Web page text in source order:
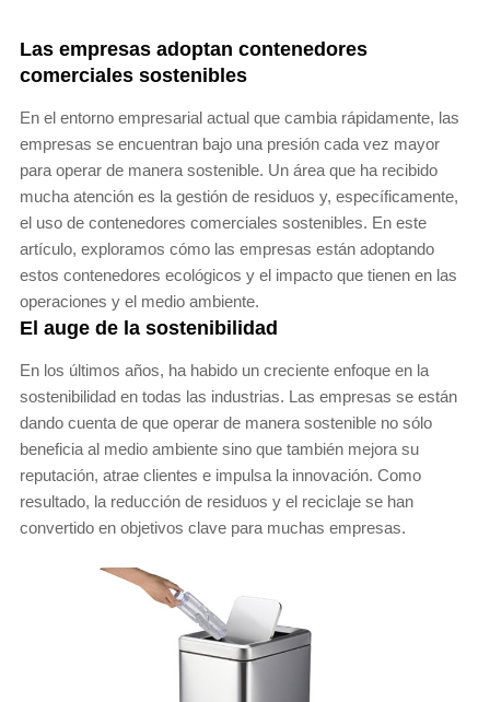
Las empresas adoptan contenedores
comerciales sostenibles
En el entorno empresarial actual que cambia rápidamente, las
empresas se encuentran bajo una presión cada vez mayor
para operar de manera sostenible. Un área que ha recibido
mucha atención es la gestión de residuos y, específicamente,
el uso de contenedores comerciales sostenibles. En este
artículo, exploramos cómo las empresas están adoptando
estos contenedores ecológicos y el impacto que tienen en las
operaciones y el medio ambiente.
El auge de la sostenibilidad
En los últimos años, ha habido un creciente enfoque en la
sostenibilidad en todas las industrias. Las empresas se están
dando cuenta de que operar de manera sostenible no sólo
beneficia al medio ambiente sino que también mejora su
reputación, atrae clientes e impulsa la innovación. Como
resultado, la reducción de residuos y el reciclaje se han
convertido en objetivos clave para muchas empresas.